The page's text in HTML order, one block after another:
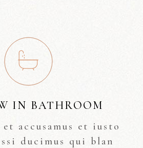
IN BATHROOM
accusamus et iusto
ducimus qui blan